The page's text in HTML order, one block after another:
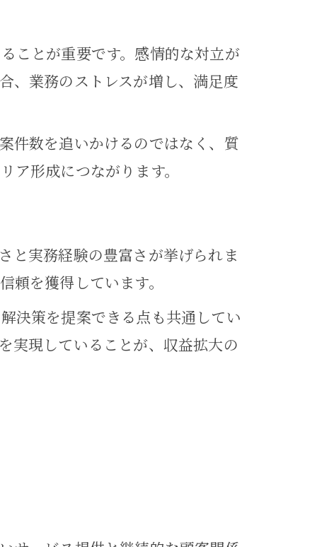
ことが重要です。感情的な対立が
、業務のストレスが増し、満足度
件数を追いかけるのではなく、質
形成につながります。
と実務経験の豊富さが挙げられま
を獲得しています。
決策を提案できる点も共通してい
実現していることが、収益拡大の